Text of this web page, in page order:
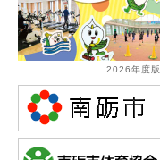
2026年度版